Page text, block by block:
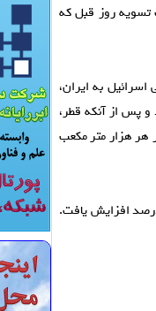
قیمت تسویه روز قبل که
به ایران،
رسیدند و پس از آنکه قطر،
مایع در جهان، تولید خود را به شدت کاهش داد، به ۸۵۳.۷ دلار در هر هزار متر مکعب
میانگین قیمت بنزین در بورس‌های اروپایی در ماه مارس در مقایسه با فوریه تقریبا ۶۰ درصد افزایش یافت.